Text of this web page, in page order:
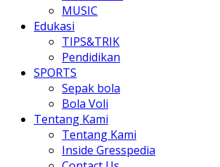
MUSIC
Edukasi
TIPS&TRIK
Pendidikan
SPORTS
Sepak bola
Bola Voli
Tentang Kami
Tentang Kami
Inside Gresspedia